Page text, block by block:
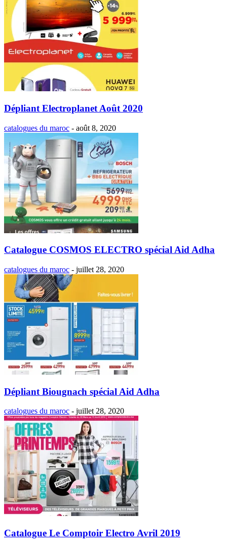
Dépliant Electroplanet Août 2020
catalogues du maroc - août 8, 2020
Catalogue COSMOS ELECTRO spécial Aid Adha
catalogues du maroc - juillet 28, 2020
Dépliant Biougnach spécial Aid Adha
catalogues du maroc - juillet 28, 2020
Catalogue Le Comptoir Electro Avril 2019